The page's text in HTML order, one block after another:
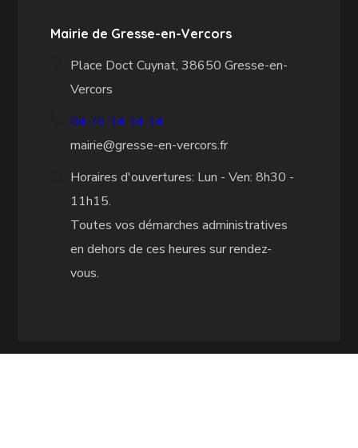
Mairie de Gresse-en-Vercors
Place Doct Cuynat, 38650 Gresse-en-
Vercors
04 76 34 34 34
mairie@gresse-en-vercors.fr
Horaires d'ouvertures: Lun - Ven: 8h30 -
11h15.
Toutes vos démarches administratives
en dehors de ces heures sur rendez-
vous.